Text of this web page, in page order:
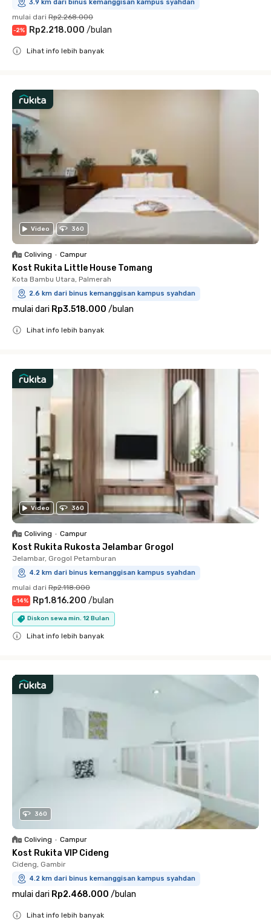
3.9 km dari binus kemanggisan kampus syahdan
mulai dari Rp2.268.000
-2% Rp2.218.000 /bulan
Lihat info lebih banyak
Video 360
Coliving • Campur
Kost Rukita Little House Tomang
Kota Bambu Utara, Palmerah
2.6 km dari binus kemanggisan kampus syahdan
mulai dari Rp3.518.000 /bulan
Lihat info lebih banyak
Video 360
Coliving • Campur
Kost Rukita Rukosta Jelambar Grogol
Jelambar, Grogol Petamburan
4.2 km dari binus kemanggisan kampus syahdan
mulai dari Rp2.118.000
-14% Rp1.816.200 /bulan
Diskon sewa min. 12 Bulan
Lihat info lebih banyak
360
Coliving • Campur
Kost Rukita VIP Cideng
Cideng, Gambir
4.2 km dari binus kemanggisan kampus syahdan
mulai dari Rp2.468.000 /bulan
Lihat info lebih banyak